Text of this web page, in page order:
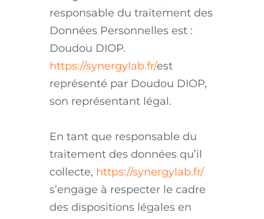
responsable du traitement des
Données Personnelles est :
Doudou DIOP.
https://synergylab.fr/est
représenté par Doudou DIOP,
son représentant légal.
En tant que responsable du
traitement des données qu’il
collecte, https://synergylab.fr/
s’engage à respecter le cadre
des dispositions légales en